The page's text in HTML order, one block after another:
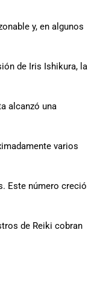
y, en algunos
de Iris Ishikura, la
alcanzó una
varios
Este número creció
de Reiki cobran